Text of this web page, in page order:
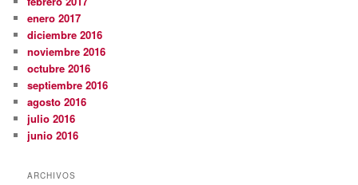
enero 2017
diciembre 2016
noviembre 2016
octubre 2016
septiembre 2016
agosto 2016
julio 2016
junio 2016
ARCHIVOS